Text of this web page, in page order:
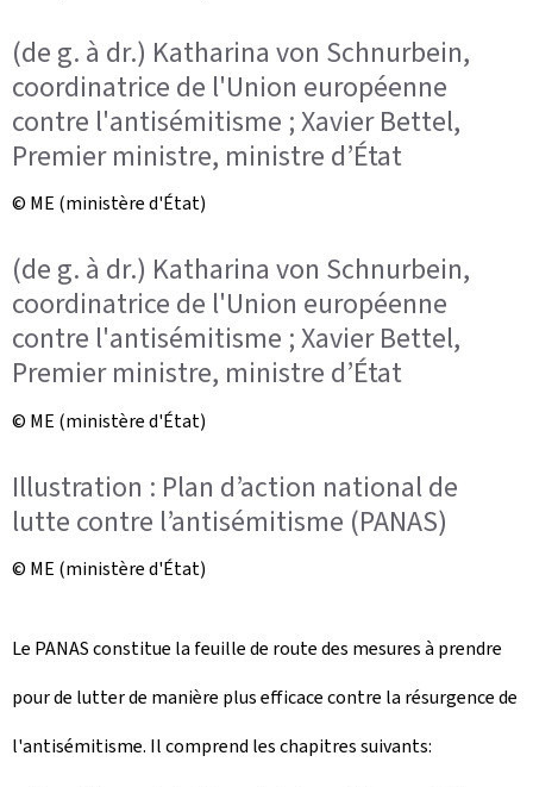
(de g. à dr.) Katharina von Schnurbein,
coordinatrice de l'Union européenne
contre l'antisémitisme ; Xavier Bettel,
Premier ministre, ministre d’État
© ME (ministère d'État)
(de g. à dr.) Katharina von Schnurbein,
coordinatrice de l'Union européenne
contre l'antisémitisme ; Xavier Bettel,
Premier ministre, ministre d’État
© ME (ministère d'État)
Illustration : Plan d’action national de
lutte contre l’antisémitisme (PANAS)
© ME (ministère d'État)
Le PANAS constitue la feuille de route des mesures à prendre
pour de lutter de manière plus efficace contre la résurgence de
l'antisémitisme. Il comprend les chapitres suivants: